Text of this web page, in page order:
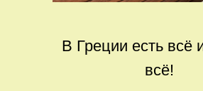
В Греции есть всё
всё!